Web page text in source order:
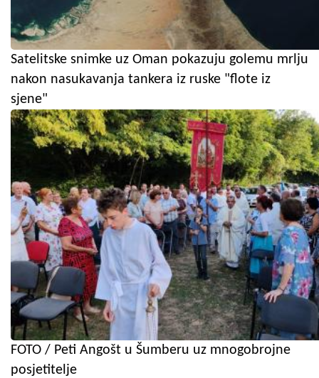
Satelitske snimke uz Oman pokazuju golemu mrlju
nakon nasukavanja tankera iz ruske "flote iz
sjene"
FOTO / Peti Angošt u Šumberu uz mnogobrojne
posjetitelje